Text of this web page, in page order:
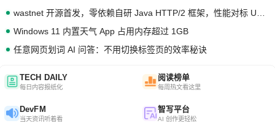
Windows 11 内置天气 App 占用内存超过 1GB
任意网页划词 AI 问答：不用切换标签页的效率秘诀
TECH DAILY
每日内容报纸化
阅读榜单
每周热文看这里
DevFM
当天资讯听着看
智写平台
AI 创作更轻松